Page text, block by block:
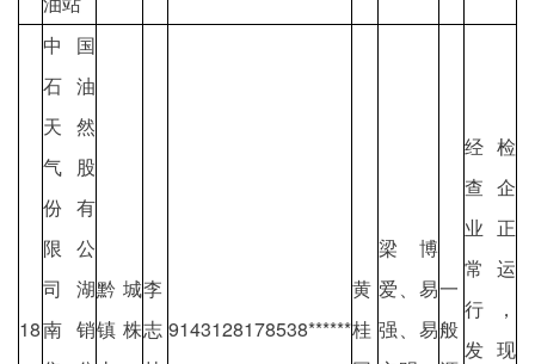
18
中国
石油
天然
气股
份有
限公
司湖
南销
黔城
镇株
李
志 9143128178538******
黄
桂
梁博
爱、易
强、易
一
般
经检
查企
业正
常运
行，
发现